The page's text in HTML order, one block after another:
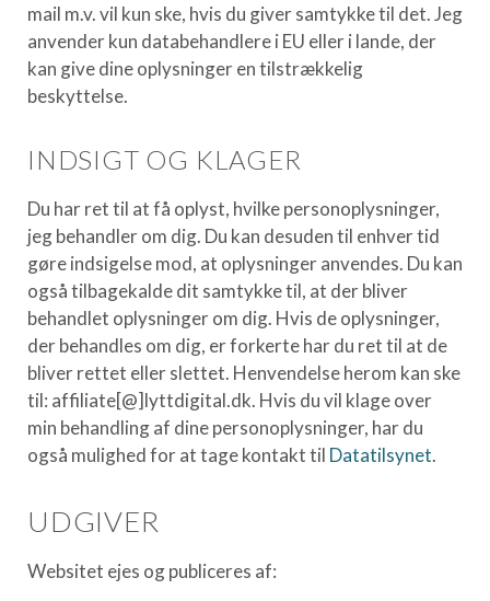
mail m.v. vil kun ske, hvis du giver samtykke til det. Jeg
anvender kun databehandlere i EU eller i lande, der
kan give dine oplysninger en tilstrækkelig
beskyttelse.
INDSIGT OG KLAGER
Du har ret til at få oplyst, hvilke personoplysninger,
jeg behandler om dig. Du kan desuden til enhver tid
gøre indsigelse mod, at oplysninger anvendes. Du kan
også tilbagekalde dit samtykke til, at der bliver
behandlet oplysninger om dig. Hvis de oplysninger,
der behandles om dig, er forkerte har du ret til at de
bliver rettet eller slettet. Henvendelse herom kan ske
til: affiliate[@]lyttdigital.dk. Hvis du vil klage over
min behandling af dine personoplysninger, har du
også mulighed for at tage kontakt til Datatilsynet.
UDGIVER
Websitet ejes og publiceres af: